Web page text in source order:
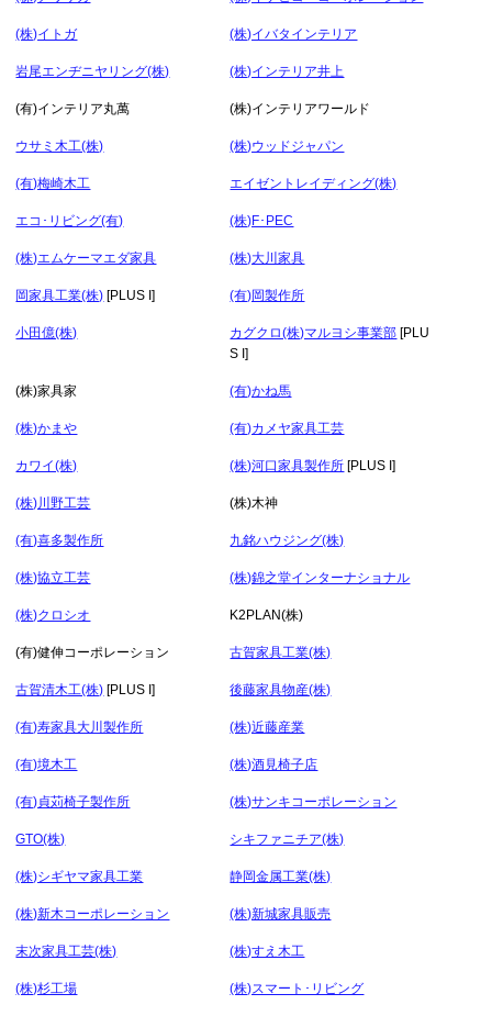
(株)イトガ (株)イバタインテリア
岩尾エンヂニヤリング(株) (株)インテリア井上
(有)インテリア丸萬 (株)インテリアワールド
ウサミ木工(株) (株)ウッドジャパン
(有)梅崎木工 エイゼントレイディング(株)
エコ･リビング(有) (株)F･PEC
(株)エムケーマエダ家具 (株)大川家具
岡家具工業(株) [PLUS I] (有)岡製作所
小田億(株) カグクロ(株)マルヨシ事業部 [PLU
S I]
(株)家具家 (有)かね馬
(株)かまや (有)カメヤ家具工芸
カワイ(株) (株)河口家具製作所 [PLUS I]
(株)川野工芸 (株)木神
(有)喜多製作所 九銘ハウジング(株)
(株)協立工芸 (株)錦之堂インターナショナル
(株)クロシオ K2PLAN(株)
(有)健伸コーポレーション 古賀家具工業(株)
古賀清木工(株) [PLUS I] 後藤家具物産(株)
(有)寿家具大川製作所 (株)近藤産業
(有)境木工 (株)酒見椅子店
(有)貞苅椅子製作所 (株)サンキコーポレーション
GTO(株) シキファニチア(株)
(株)シギヤマ家具工業 静岡金属工業(株)
(株)新木コーポレーション (株)新城家具販売
末次家具工芸(株) (株)すえ木工
(株)杉工場 (株)スマート･リビング